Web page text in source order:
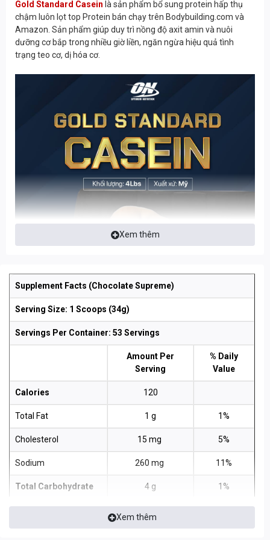
Gold Standard Casein là sản phẩm bổ sung protein hấp thụ
chậm luôn lọt top Protein bán chạy trên Bodybuilding.com và
Amazon. Sản phẩm giúp duy trì nồng độ axit amin và nuôi
dưỡng cơ bắp trong nhiều giờ liền, ngăn ngừa hiệu quả tình
trạng teo cơ, dị hóa cơ.
Xem thêm
Supplement Facts (Chocolate Supreme)
Serving Size: 1 Scoops (34g)
Servings Per Container: 53 Servings
Amount Per
Serving
% Daily
Value
Calories 120
Total Fat 1 g 1%
Cholesterol 15 mg 5%
Sodium 260 mg 11%
Total Carbohydrate 4 g 1%
Xem thêm